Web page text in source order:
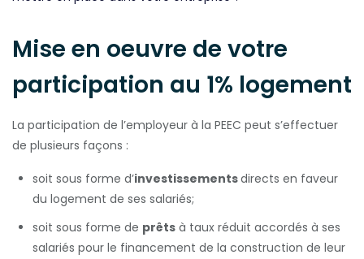
Mise en oeuvre de votre
participation au 1% logement
La participation de l’employeur à la PEEC peut s’effectuer
de plusieurs façons :
soit sous forme d’investissementsdirects en faveur
du logement de ses salariés;
soit sous forme de prêts à taux réduit accordés à ses
salariés pour le financement de la construction de leur